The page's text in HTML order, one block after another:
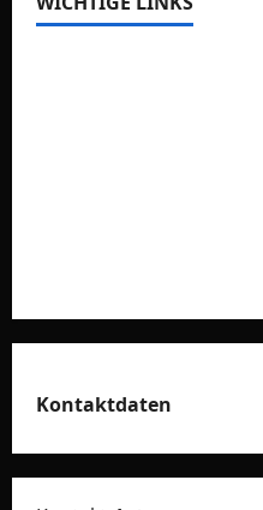
Kontaktdaten